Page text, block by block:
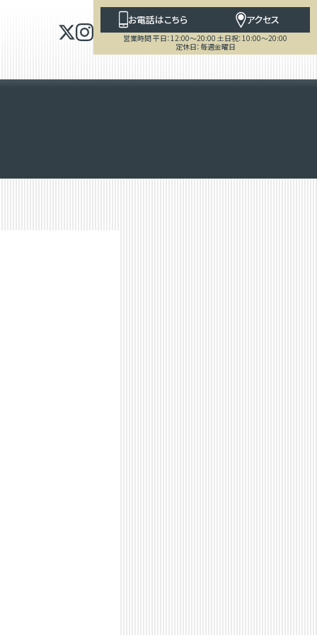
お電話はこちら アクセス
営業時間 平日：12:00～20:00 土日祝：10:00～20:00
定休日：毎週金曜日